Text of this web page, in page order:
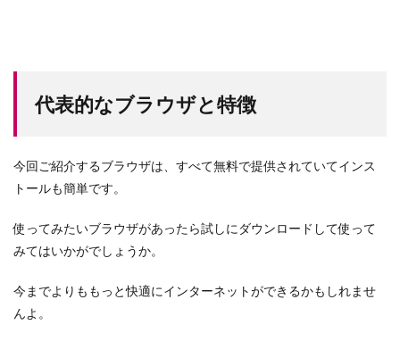
代表的なブラウザと特徴
今回ご紹介するブラウザは、すべて無料で提供されていてインス
トールも簡単です。
使ってみたいブラウザがあったら試しにダウンロードして使って
みてはいかがでしょうか。
今までよりももっと快適にインターネットができるかもしれませ
んよ。